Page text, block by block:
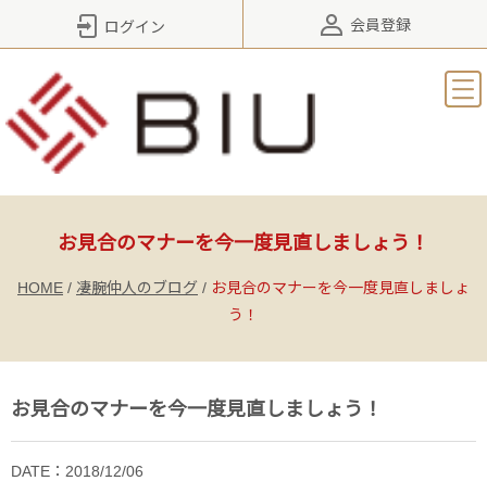
ログイン 会員登録
お見合のマナーを今一度見直しましょう！
HOME / 凄腕仲人のブログ / お見合のマナーを今一度見直しましょ
う！
お見合のマナーを今一度見直しましょう！
DATE：2018/12/06